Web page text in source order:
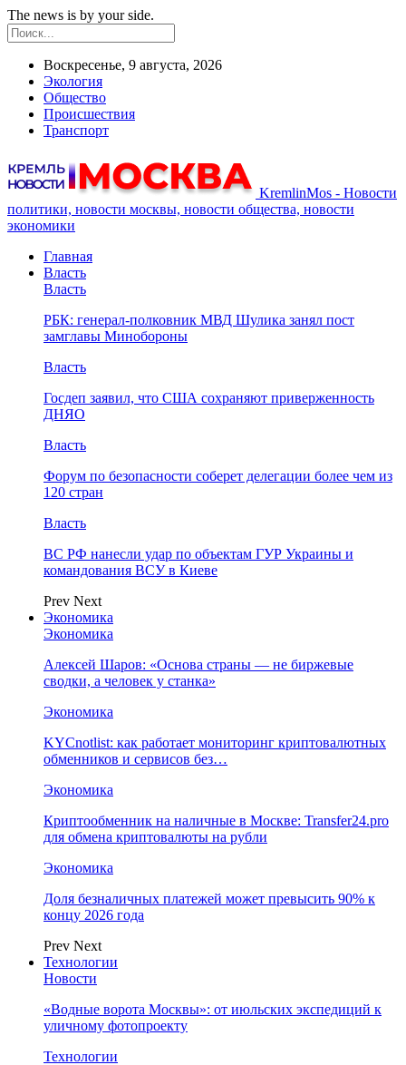
The news is by your side.
Воскресенье, 9 августа, 2026
Экология
Общество
Происшествия
Транспорт
KremlinMos - Новости
политики, новости москвы, новости общества, новости
экономики
Главная
Власть
Власть
РБК: генерал-полковник МВД Шулика занял пост
замглавы Минобороны
Власть
Госдеп заявил, что США сохраняют приверженность
ДНЯО
Власть
Форум по безопасности соберет делегации более чем из
120 стран
Власть
ВС РФ нанесли удар по объектам ГУР Украины и
командования ВСУ в Киеве
Prev Next
Экономика
Экономика
Алексей Шаров: «Основа страны — не биржевые
сводки, а человек у станка»
Экономика
KYCnotlist: как работает мониторинг криптовалютных
обменников и сервисов без…
Экономика
Криптообменник на наличные в Москве: Transfer24.pro
для обмена криптовалюты на рубли
Экономика
Доля безналичных платежей может превысить 90% к
концу 2026 года
Prev Next
Технологии
Новости
«Водные ворота Москвы»: от июльских экспедиций к
уличному фотопроекту
Технологии